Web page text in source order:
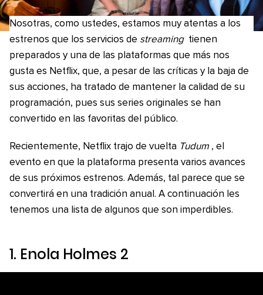
Nosotras, como ustedes, estamos muy atentas a los
estrenos que los servicios de streaming tienen
preparados y una de las plataformas que más nos
gusta es Netflix, que, a pesar de las críticas y la baja de
sus acciones, ha tratado de mantener la calidad de su
programación, pues sus series originales se han
convertido en las favoritas del público.
Recientemente, Netflix trajo de vuelta Tudum , el
evento en que la plataforma presenta varios avances
de sus próximos estrenos. Además, tal parece que se
convertirá en una tradición anual. A continuación les
tenemos una lista de algunos que son imperdibles.
1. Enola Holmes 2